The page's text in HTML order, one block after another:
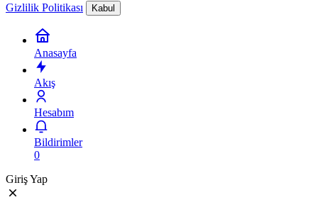
Gizlilik Politikası Kabul
Anasayfa
Akış
Hesabım
Bildirimler
0
Giriş Yap